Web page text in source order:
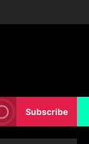
Subscribe